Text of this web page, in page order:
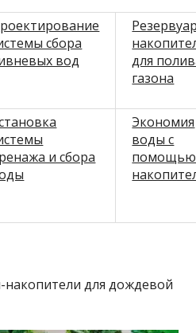
сбора
вод
для
газона
и сбора
Экономия
воды с
помощью
накопители для дождевой